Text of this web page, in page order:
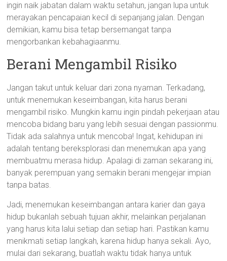
ingin naik jabatan dalam waktu setahun, jangan lupa untuk
merayakan pencapaian kecil di sepanjang jalan. Dengan
demikian, kamu bisa tetap bersemangat tanpa
mengorbankan kebahagiaanmu.
Berani Mengambil Risiko
Jangan takut untuk keluar dari zona nyaman. Terkadang,
untuk menemukan keseimbangan, kita harus berani
mengambil risiko. Mungkin kamu ingin pindah pekerjaan atau
mencoba bidang baru yang lebih sesuai dengan passionmu.
Tidak ada salahnya untuk mencoba! Ingat, kehidupan ini
adalah tentang bereksplorasi dan menemukan apa yang
membuatmu merasa hidup. Apalagi di zaman sekarang ini,
banyak perempuan yang semakin berani mengejar impian
tanpa batas.
Jadi, menemukan keseimbangan antara karier dan gaya
hidup bukanlah sebuah tujuan akhir, melainkan perjalanan
yang harus kita lalui setiap dan setiap hari. Pastikan kamu
menikmati setiap langkah, karena hidup hanya sekali. Ayo,
mulai dari sekarang, buatlah waktu tidak hanya untuk